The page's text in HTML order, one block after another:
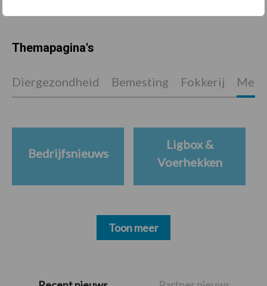
Primaire
Themapagina's
Diergezondheid Bemesting Fokkerij
Bedrijfsnieuws
Ligbox &
Voerhekken
Toon meer